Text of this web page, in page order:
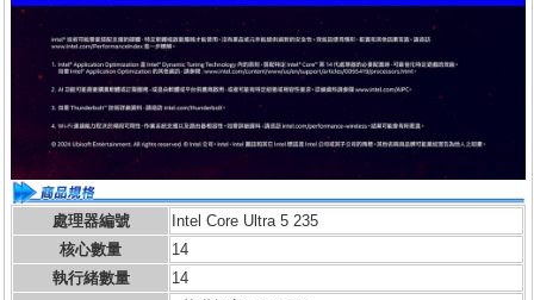
處理器編號
Intel Core Ultra 5 235
核心數量
14
執行緒數量
14